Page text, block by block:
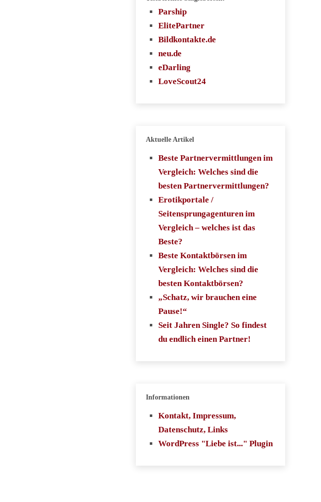
Parship
ElitePartner
Bildkontakte.de
neu.de
eDarling
LoveScout24
Aktuelle Artikel
Beste Partnervermittlungen im
Vergleich: Welches sind die
besten Partnervermittlungen?
Erotikportale /
Seitensprungagenturen im
Vergleich – welches ist das
Beste?
Beste Kontaktbörsen im
Vergleich: Welches sind die
besten Kontaktbörsen?
„Schatz, wir brauchen eine
Pause!“
Seit Jahren Single? So findest
du endlich einen Partner!
Informationen
Kontakt, Impressum,
Datenschutz, Links
WordPress "Liebe ist..." Plugin